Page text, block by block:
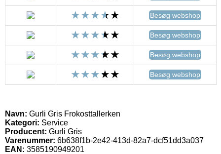
Besøg webshop
Besøg webshop
Besøg webshop
Besøg webshop
Navn: Gurli Gris Frokosttallerken
Kategori: Service
Producent: Gurli Gris
Varenummer: 6b638f1b-2e42-413d-82a7-dcf51dd3a037
EAN: 3585190949201